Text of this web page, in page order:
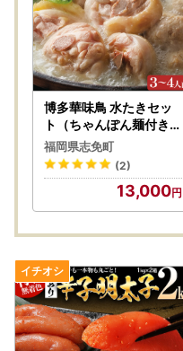
◆お問い合わせは窓口対
◆事務所移転に伴う休業
用件がございましたら、
4）までご連絡ください。
◆返礼品の発送について
ださい。
◆返礼品ページに記載の
ざいます。
【窓口対応日：土日祝除
ワンストップ特例申請書
ぎの場合にはダウンロー
博多華味鳥 水たきセッ
ト（ちゃんぽん麺付き）
水たき 水炊き ちゃんぽ
ん麺 ちゃんぽん セット
博多華味鳥
福岡県志免町
(2)
13,000